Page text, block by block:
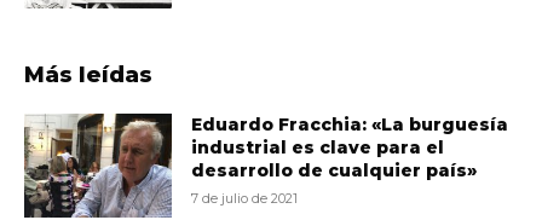
Más leídas
Eduardo Fracchia: «La burguesía
industrial es clave para el
desarrollo de cualquier país»
7 de julio de 2021